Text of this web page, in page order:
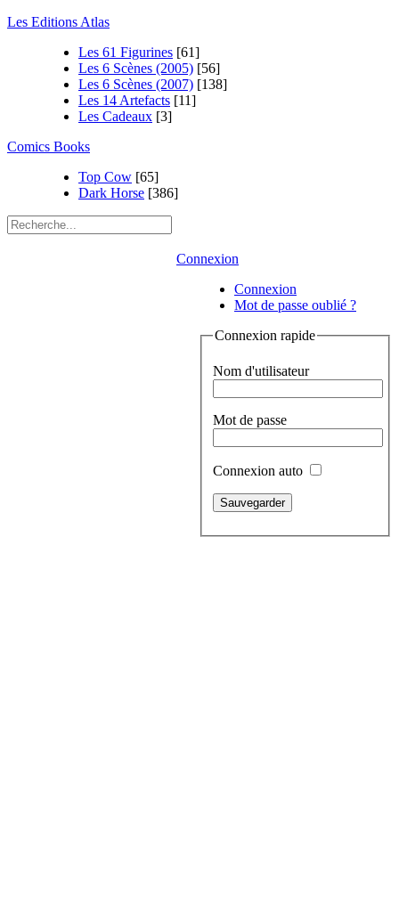
Les Editions Atlas
Les 61 Figurines [61]
Les 6 Scènes (2005) [56]
Les 6 Scènes (2007) [138]
Les 14 Artefacts [11]
Les Cadeaux [3]
Comics Books
Top Cow [65]
Dark Horse [386]
Connexion
Connexion
Mot de passe oublié ?
Connexion rapide
Nom d'utilisateur
Mot de passe
Connexion auto